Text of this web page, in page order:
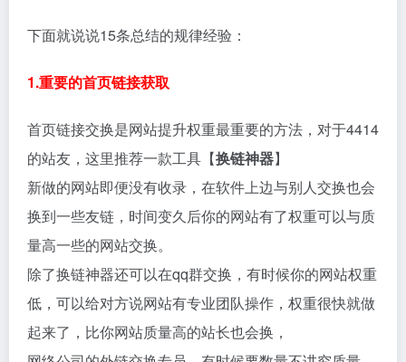
下面就说说15条总结的规律经验：
1.重要的首页链接获取
首页链接交换是网站提升权重最重要的方法，对于4414
的站友，这里推荐一款工具【换链神器】
新做的网站即便没有收录，在软件上边与别人交换也会
换到一些友链，时间变久后你的网站有了权重可以与质
量高一些的网站交换。
除了换链神器还可以在qq群交换，有时候你的网站权重
低，可以给对方说网站有专业团队操作，权重很快就做
起来了，比你网站质量高的站长也会换，